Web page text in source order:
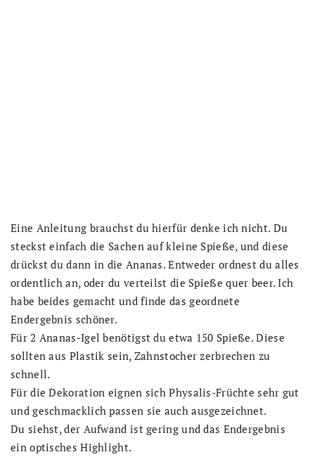
Eine Anleitung brauchst du hierfür denke ich nicht. Du
steckst einfach die Sachen auf kleine Spieße, und diese
drückst du dann in die Ananas. Entweder ordnest du alles
ordentlich an, oder du verteilst die Spieße quer beer. Ich
habe beides gemacht und finde das geordnete
Endergebnis schöner.
Für 2 Ananas-Igel benötigst du etwa 150 Spieße. Diese
sollten aus Plastik sein, Zahnstocher zerbrechen zu
schnell.
Für die Dekoration eignen sich Physalis-Früchte sehr gut
und geschmacklich passen sie auch ausgezeichnet.
Du siehst, der Aufwand ist gering und das Endergebnis
ein optisches Highlight.